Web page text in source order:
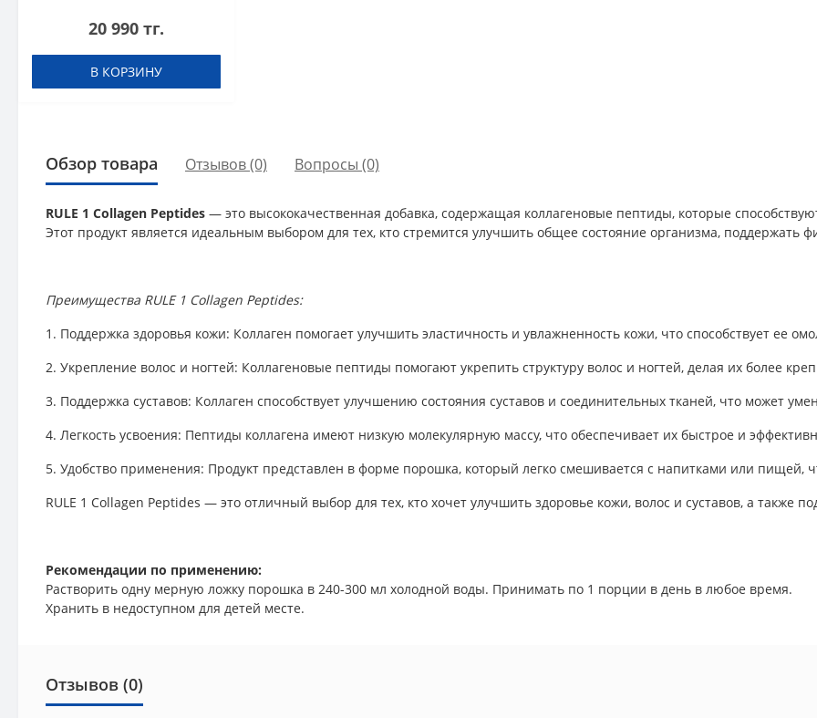
20 990 тг.
В КОРЗИНУ
Обзор товара Отзывов (0) Вопросы (0)
RULE 1 Collagen Peptides — это высококачественная добавка, содержащая коллагеновые пептиды, которые
Этот продукт является идеальным выбором для тех, кто стремится улучшить общее состояние организма, поддержать
Преимущества RULE 1 Collagen Peptides:
1. Поддержка здоровья кожи: Коллаген помогает улучшить эластичность и увлажненность кожи, что способствует ее
2. Укрепление волос и ногтей: Коллагеновые пептиды помогают укрепить структуру волос и ногтей, делая их более
3. Поддержка суставов: Коллаген способствует улучшению состояния суставов и соединительных тканей, что может
4. Легкость усвоения: Пептиды коллагена имеют низкую молекулярную массу, что обеспечивает их быстрое и
5. Удобство применения: Продукт представлен в форме порошка, который легко смешивается с напитками или пищей,
RULE 1 Collagen Peptides — это отличный выбор для тех, кто хочет улучшить здоровье кожи, волос и суставов, а также
Рекомендации по применению:
Растворить одну мерную ложку порошка в 240-300 мл холодной воды. Принимать по 1 порции в день в любое время.
Хранить в недоступном для детей месте.
Отзывов (0)